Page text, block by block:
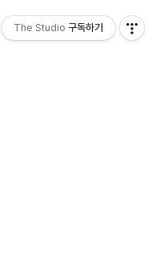
The Studio 구독하기